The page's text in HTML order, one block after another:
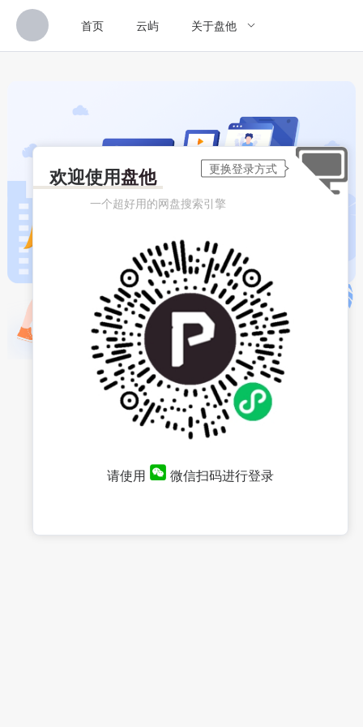
首页 云屿 关于盘他
欢迎使用盘他
一个超好用的网盘搜索引擎
请使用 微信扫码进行登录